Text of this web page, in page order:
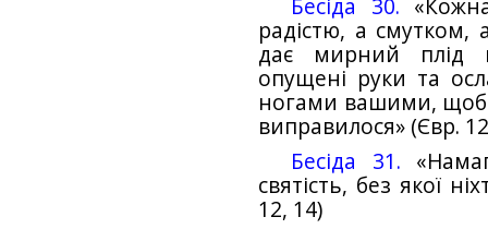
Бесіда 30.
радістю, а смутком,
дає мирний плід
опущені руки та
ногами вашими, щоб
виправилося» (Євр.
Бесіда 31.
святість, без якої
12, 14)